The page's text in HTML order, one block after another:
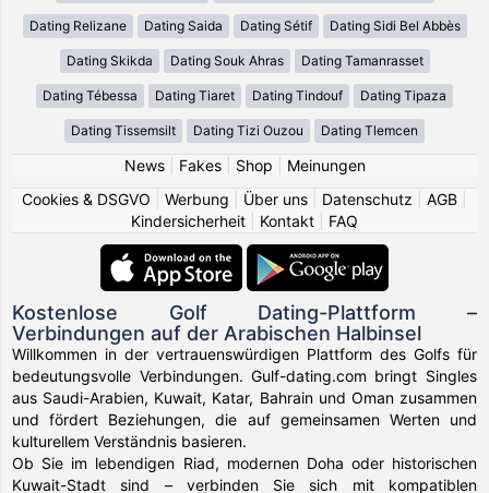
Dating Relizane Dating Saida Dating Sétif Dating Sidi Bel Abbès
Dating Skikda Dating Souk Ahras Dating Tamanrasset
Dating Tébessa Dating Tiaret Dating Tindouf Dating Tipaza
Dating Tissemsilt Dating Tizi Ouzou Dating Tlemcen
News| Fakes| Shop
Meinungen
Cookies & DSGVO
Werbung Über uns Datenschutz AGB
Kindersicherheit
Kontakt FAQ
Kostenlose Golf Dating-Plattform –
Verbindungen auf der Arabischen Halbinsel
Willkommen in der vertrauenswürdigen Plattform des Golfs für
bedeutungsvolle Verbindungen. Gulf-dating.com bringt Singles
aus Saudi-Arabien, Kuwait, Katar, Bahrain und Oman zusammen
und fördert Beziehungen, die auf gemeinsamen Werten und
kulturellem Verständnis basieren.
Ob Sie im lebendigen Riad, modernen Doha oder historischen
Kuwait-Stadt sind – verbinden Sie sich mit kompatiblen